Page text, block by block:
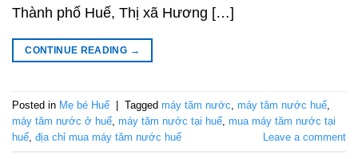
Thành phố Huế, Thị xã Hương […]
CONTINUE READING →
Posted in Mẹ bé Huế | Tagged máy tăm nước máy tăm nước huế
máy tăm nước ở huế máy tăm nước tại huế mua máy tăm nước tại
huế địa chỉ mua máy tăm nước huế Leave a comment